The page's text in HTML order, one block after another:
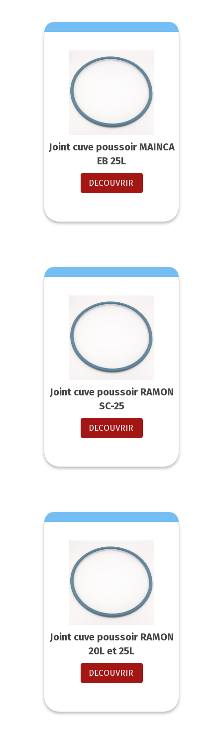
Joint cuve poussoir MAINCA
EB 25L
DECOUVRIR
Joint cuve poussoir RAMON
SC-25
DECOUVRIR
Joint cuve poussoir RAMON
20L et 25L
DECOUVRIR